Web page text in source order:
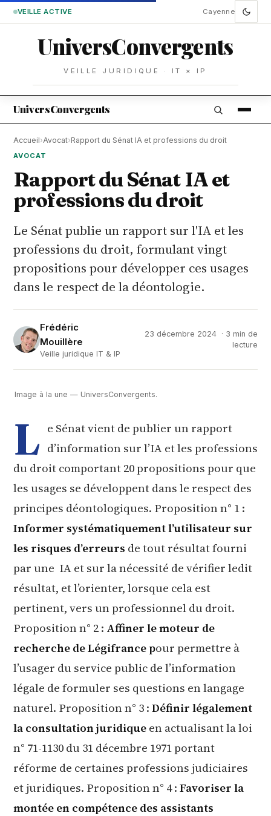
VEILLE ACTIVE Cayenne
UniversConvergents
VEILLE JURIDIQUE · IT × IP
UniversConvergents
Accueil›Avocat›Rapport du Sénat IA et professions du droit
AVOCAT
Rapport du Sénat IA et
professions du droit
Le Sénat publie un rapport sur l'IA et les
professions du droit, formulant vingt
propositions pour développer ces usages
dans le respect de la déontologie.
Frédéric
Mouillère
Veille juridique IT & IP
23 décembre 2024 · 3 min de
lecture
Image à la une — UniversConvergents.
L e Sénat vient de publier un rapport
d’information sur l’IA et les professions
du droit comportant 20 propositions pour que
les usages se développent dans le respect des
principes déontologiques. Proposition n° 1 :
Informer systématiquement l’utilisateur sur
les risques d’erreurs de tout résultat fourni
par une IA et sur la nécessité de vérifier ledit
résultat, et l’orienter, lorsque cela est
pertinent, vers un professionnel du droit.
Proposition n° 2 : Affiner le moteur de
recherche de Légifrance pour permettre à
l’usager du service public de l’information
légale de formuler ses questions en langage
naturel. Proposition n° 3 : Définir légalement
la consultation juridique en actualisant la loi
n° 71-1130 du 31 décembre 1971 portant
réforme de certaines professions judiciaires
et juridiques. Proposition n° 4 : Favoriser la
montée en compétence des assistants